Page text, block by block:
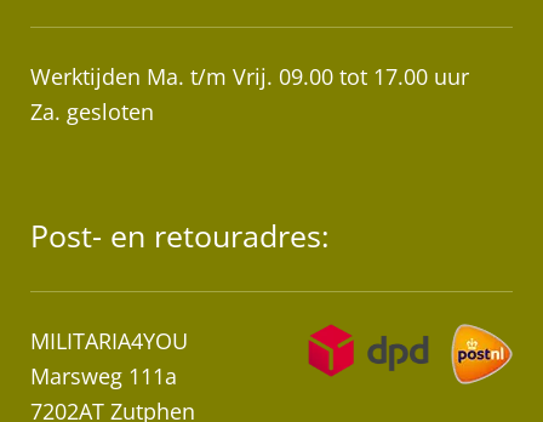
Werktijden Ma. t/m Vrij. 09.00 tot 17.00 uur
Za. gesloten
Post- en retouradres:
MILITARIA4YOU
Marsweg 111a
7202AT Zutphen